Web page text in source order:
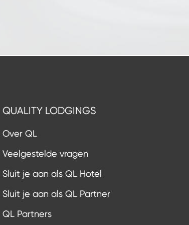
QUALITY LODGINGS
Over QL
Veelgestelde vragen
Sluit je aan als QL Hotel
Sluit je aan als QL Partner
QL Partners